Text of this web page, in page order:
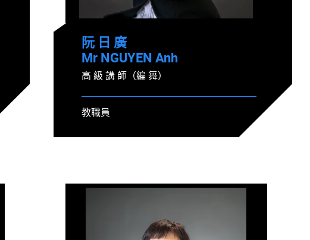
阮 日 廣
Mr NGUYEN Anh
高 級 講 師（編 舞）
教職員